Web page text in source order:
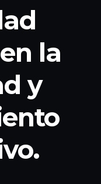
la
y